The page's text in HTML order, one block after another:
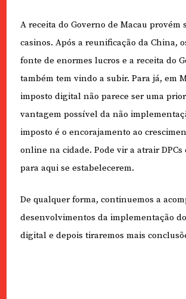
A receita do Governo de Macau provém
casinos. Após a reunificação da China,
fonte de enormes lucros e a receita do
também tem vindo a subir. Para já, em
imposto digital não parece ser uma
vantagem possível da não
imposto é o encorajamento ao
online na cidade. Pode vir a atrair DPCs
para aqui se estabelecerem.
De qualquer forma, continuemos a
desenvolvimentos da implementação
digital e depois tiraremos mais